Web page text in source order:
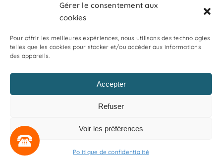
Gérer le consentement aux
cookies
Pour offrir les meilleures expériences, nous utilisons des technologies
telles que les cookies pour stocker et/ou accéder aux informations
des appareils.
Accepter
Refuser
Voir les préférences
Politique de confidentialité
OGR
Mentions légales
Politique de confidentialité